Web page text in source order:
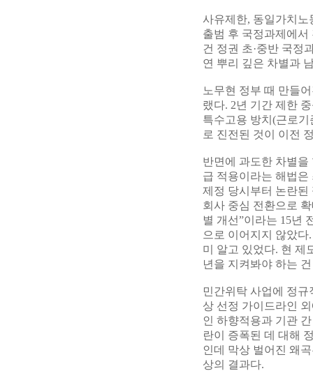
사유제한, 동일가치
출범 후 국정과제에서
건 정권 초·중반 국정
연 뿌리 깊은 차별과
노무현 정부 때 만들
랬다. 2년 기간 제한
특수고용 방치(근로
로 진전된 것이 이전
반면에 과도한 차별
급 적용이라는 해법
제정 당시부터 논란된
회사 중심 전환으로
별 개선”이라는 15년
으로 이어지지 않았
미 알고 있었다. 현 제
년을 지켜봐야 하는
민간위탁 사업에 정
상 선정 가이드라인
인 하향적용과 기관
란이 증폭된 데 대해
인데 막상 벌어진 왜
상의 결과다.